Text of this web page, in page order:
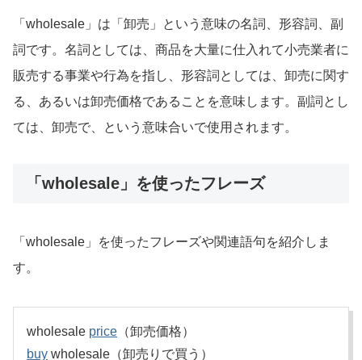
「wholesale」は「卸売」という意味の名詞、形容詞、副
詞です。名詞としては、商品を大量に仕入れて小売業者に
販売する事業や行為を指し、形容詞としては、卸売に関す
る、あるいは卸売価格であることを意味します。副詞とし
ては、卸売で、という意味合いで使用されます。
「wholesale」を使ったフレーズ
「wholesale」を使ったフレーズや関連語句を紹介しま
す。
wholesale price （卸売価格）
buy wholesale（卸売りで買う）